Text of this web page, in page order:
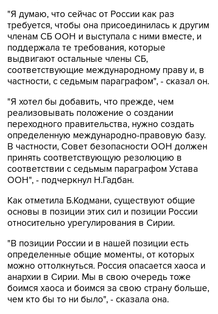
"Я думаю, что сейчас от России как раз
требуется, чтобы она присоединилась к другим
членам СБ ООН и выступала с ними вместе, и
поддержала те требования, которые
выдвигают остальные члены СБ,
соответствующие международному праву и, в
частности, с седьмым параграфом", - сказал он.
"Я хотел бы добавить, что прежде, чем
реализовывать положение о создании
переходного правительства, нужно создать
определенную международно-правовую базу.
В частности, Совет безопасности ООН должен
принять соответствующую резолюцию в
соответствии с седьмым параграфом Устава
ООН", - подчеркнул Н.Гадбан.
Как отметила Б.Кодмани, существуют общие
основы в позиции этих сил и позиции России
относительно урегулирования в Сирии.
"В позиции России и в нашей позиции есть
определенные общие моменты, от которых
можно оттолкнуться. Россия опасается хаоса и
анархии в Сирии. Мы в свою очередь тоже
боимся хаоса и боимся за свою страну больше,
чем кто бы то ни было", - сказала она.